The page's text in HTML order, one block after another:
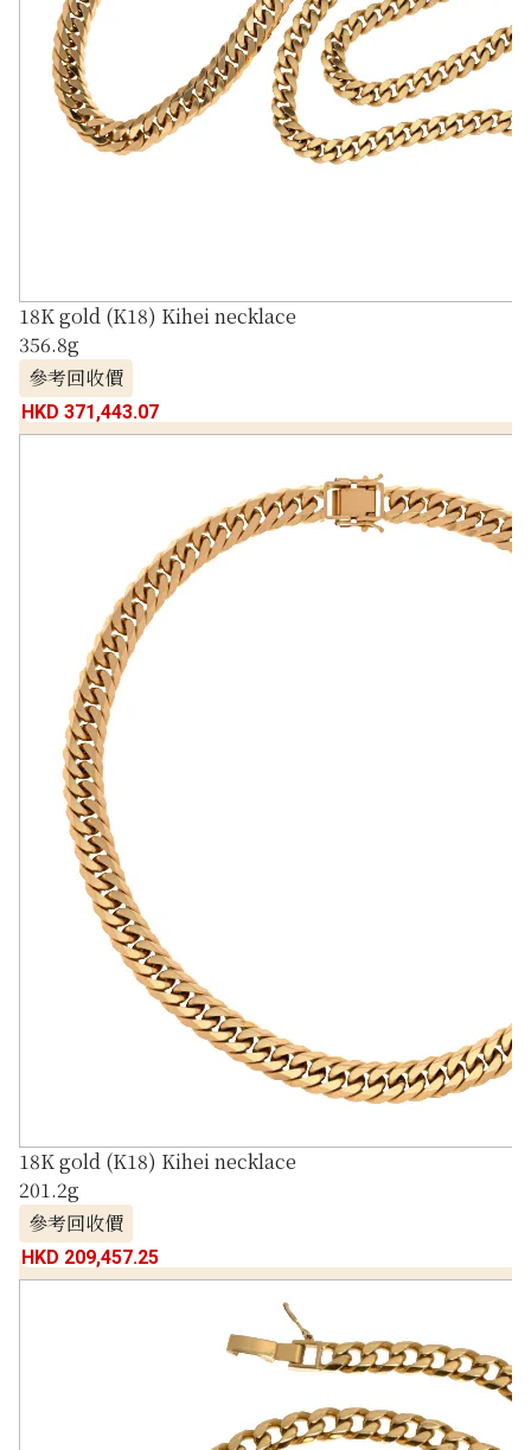
18K gold (K18) Kihei necklace
356.8g
參考回收價
HKD 371,443.07
18K gold (K18) Kihei necklace
201.2g
參考回收價
HKD 209,457.25